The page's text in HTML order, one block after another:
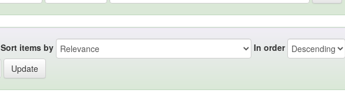
Sort items by
In order